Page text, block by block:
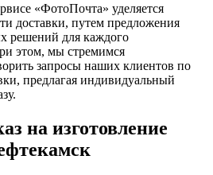
«ФотоПочта» уделяется
доставки, путем предложения
решений для каждого
этом, мы стремимся
запросы наших клиентов по
предлагая индивидуальный
на изготовление